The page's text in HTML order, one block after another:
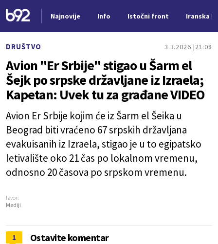
Najnovije Info Istočni front Iranska
DRUŠTVO 3.3.2026. 21:08
Avion "Er Srbije" stigao u Šarm el
Šejk po srpske državljane iz Izraela;
Kapetan: Uvek tu za građane VIDEO
Avion Er Srbije kojim će iz Šarm el Šeika u
Beograd biti vraćeno 67 srpskih državljana
evakuisanih iz Izraela, stigao je u to egipatsko
letivalište oko 21 čas po lokalnom vremenu,
odnosno 20 časova po srpskom vremenu.
Izvor:
Mediji
1 Ostavite komentar